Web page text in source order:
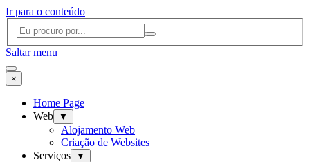
Ir para o conteúdo
Saltar menu
×
Home Page
Web
▼
Alojamento Web
Criação de Websites
Serviços
▼